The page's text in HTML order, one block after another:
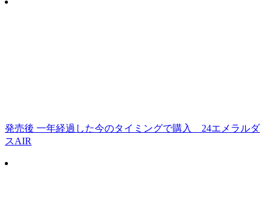
発売後 一年経過した今のタイミングで購入 24エメラルダ
スAIR